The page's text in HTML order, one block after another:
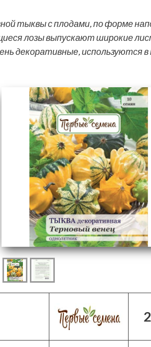
тыквы с плодами, по форме
лозы выпускают широкие
декоративные, используются